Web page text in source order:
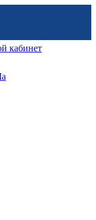
кабинет